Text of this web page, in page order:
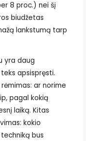
8 proc.) nei šį
biudžetas
lankstumą tarp
yra daug
apsispręsti.
ar norime
pagal kokią
laiką. Kitas
kokio
bus